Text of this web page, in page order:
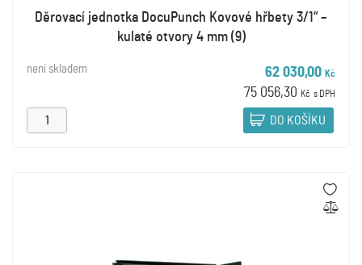
Děrovací jednotka DocuPunch Kovové hřbety 3/1“ –
kulaté otvory 4 mm (9)
není skladem 62 030,00 Kč
75 056,30 Kč s DPH
DO KOŠÍKU